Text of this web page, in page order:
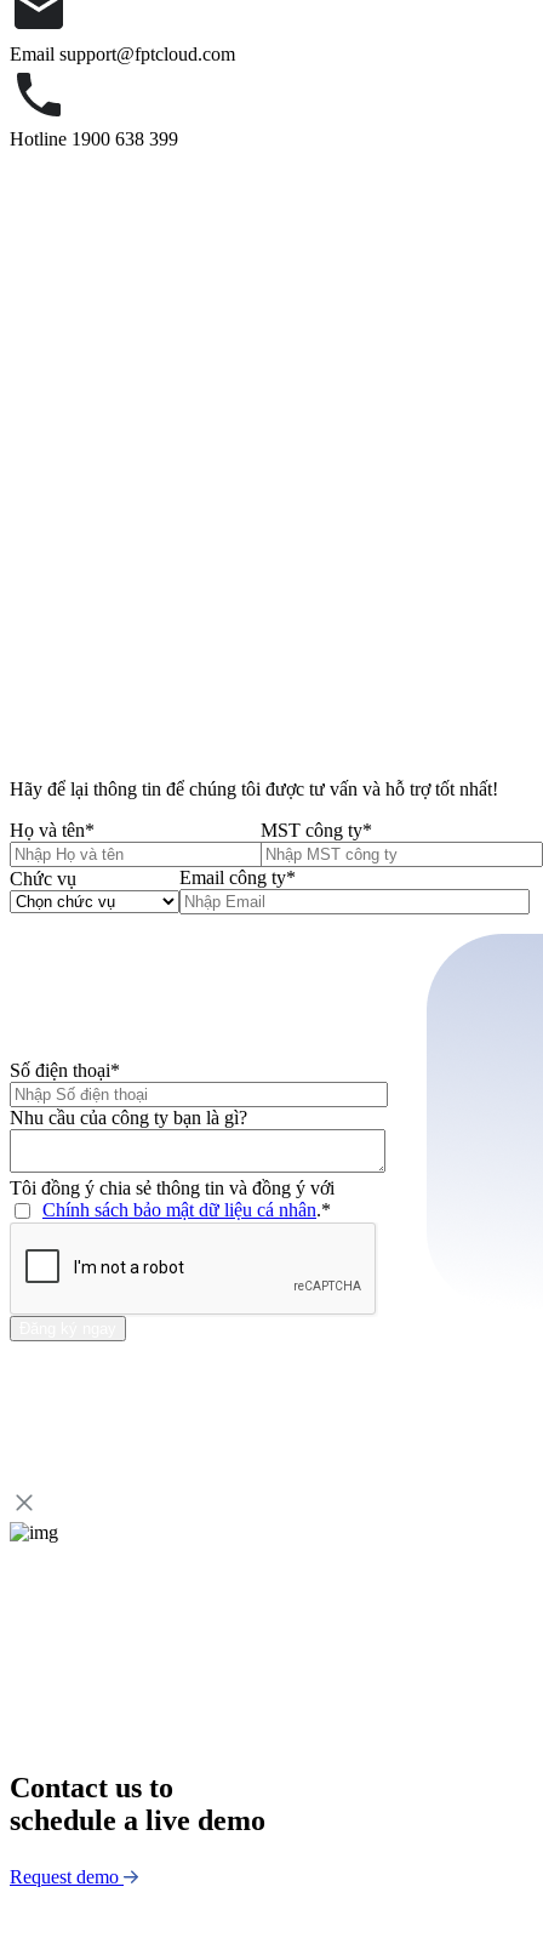
Email support@fptcloud.com
Hotline 1900 638 399
Hãy để lại thông tin để chúng tôi được tư vấn và hỗ trợ tốt nhất!
Họ và tên* MST công ty*
Chức vụ Email công ty*
Số điện thoại*
Nhu cầu của công ty bạn là gì?
Tôi đồng ý chia sẻ thông tin và đồng ý với
Chính sách bảo mật dữ liệu cá nhân.*
Contact us to
schedule a live demo
Request demo